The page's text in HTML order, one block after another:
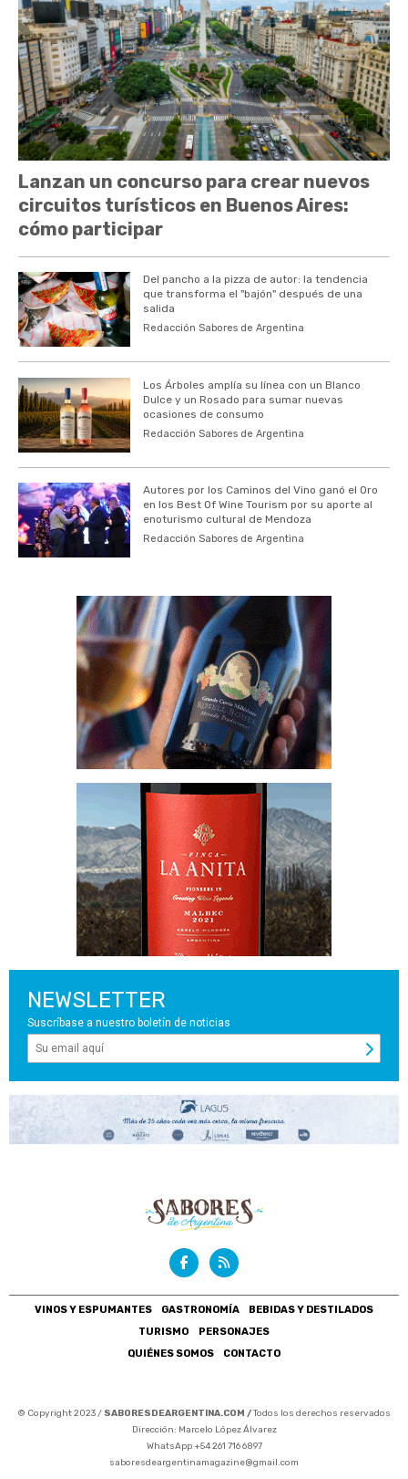
Lanzan un concurso para crear nuevos
circuitos turísticos en Buenos Aires:
cómo participar
Del pancho a la pizza de autor: la tendencia
que transforma el "bajón" después de una
salida
Redacción Sabores de Argentina
Los Árboles amplía su línea con un Blanco
Dulce y un Rosado para sumar nuevas
ocasiones de consumo
Redacción Sabores de Argentina
Autores por los Caminos del Vino ganó el Oro
en los Best Of Wine Tourism por su aporte al
enoturismo cultural de Mendoza
Redacción Sabores de Argentina
NEWSLETTER
Suscríbase a nuestro boletín de noticias
VINOS Y ESPUMANTES GASTRONOMÍA
BEBIDAS Y DESTILADOS
TURISMO
PERSONAJES
QUIÉNES SOMOS
CONTACTO
© Copyright 2023 / SABORESDEARGENTINA.COM /Todos los derechos reservados
Dirección: Marcelo López Álvarez
WhatsApp +54 261 716 6897
saboresdeargentinamagazine@gmail.com